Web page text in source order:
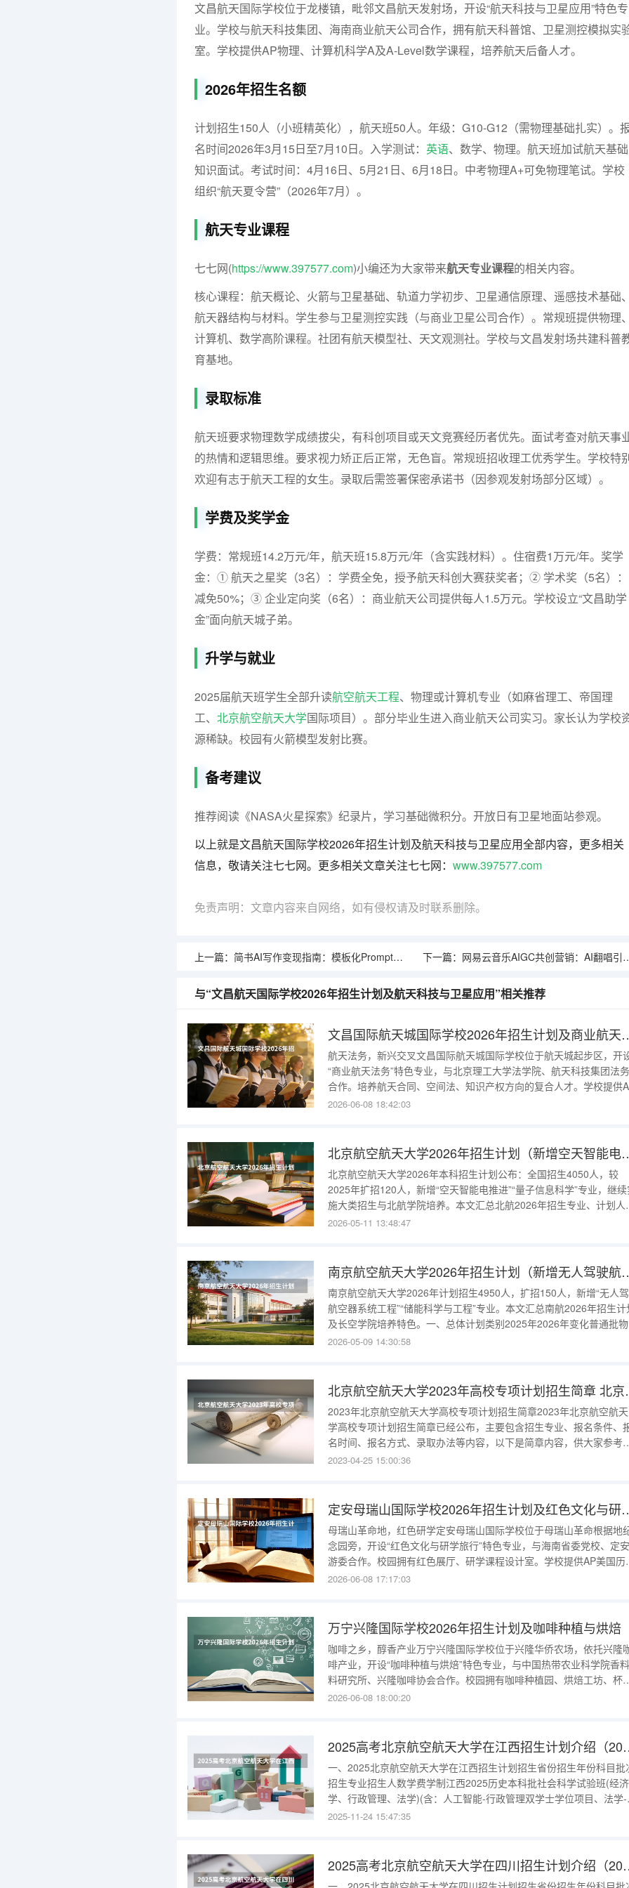
文昌航天国际学校位于龙楼镇，毗邻文昌航天发射场，开设“航天科技与卫星应用”特色专
业。学校与航天科技集团、海南商业航天公司合作，拥有航天科普馆、卫星测控模拟实
室。学校提供AP物理、计算机科学A及A-Level数学课程，培养航天后备人才。
2026年招生名额
计划招生150人（小班精英化），航天班50人。年级：G10-G12（需物理基础扎实）。
名时间2026年3月15日至7月10日。入学测试： 英语、数学、物理。航天班加试航天基础
知识面试。考试时间：4月16日、5月21日、6月18日。中考物理A+可免物理笔试。学校
组织“航天夏令营”（2026年7月）。
航天专业课程
七七网(https://www.397577.com)小编还为大家带来航天专业课程的相关内容。
核心课程：航天概论、火箭与卫星基础、轨道力学初步、卫星通信原理、遥感技术基础
航天器结构与材料。学生参与卫星测控实践（与商业卫星公司合作）。常规班提供物理
计算机、数学高阶课程。社团有航天模型社、天文观测社。学校与文昌发射场共建科普
育基地。
录取标准
航天班要求物理数学成绩拔尖，有科创项目或天文竞赛经历者优先。面试考查对航天事
的热情和逻辑思维。要求视力矫正后正常，无色盲。常规班招收理工优秀学生。学校特
欢迎有志于航天工程的女生。录取后需签署保密承诺书（因参观发射场部分区域）。
学费及奖学金
学费：常规班14.2万元/年，航天班15.8万元/年（含实践材料）。住宿费1万元/年。奖学
金：① 航天之星奖（3名）：学费全免，授予航天科创大赛获奖者；② 学术奖（5名）：
减免50%；③ 企业定向奖（6名）：商业航天公司提供每人1.5万元。学校设立“文昌助学
金”面向航天城子弟。
升学与就业
2025届航天班学生全部升读航空航天工程、物理或计算机专业（如麻省理工、帝国理
工、 北京航空航天大学国际项目）。部分毕业生进入商业航天公司实习。家长认为学校
源稀缺。校园有火箭模型发射比赛。
备考建议
推荐阅读《NASA火星探索》纪录片，学习基础微积分。开放日有卫星地面站参观。
以上就是文昌航天国际学校2026年招生计划及航天科技与卫星应用全部内容，更多相关
信息，敬请关注七七网。更多相关文章关注七七网： www.397577.com
免责声明：文章内容来自网络，如有侵权请及时联系删除。
上一篇： 简书AI写作变现指南：模板化Prompt月入2万的实操逻辑 下一篇： 网易云音乐AIGC共创营销：AI翻唱引爆UGC裂变狂潮
与“文昌航天国际学校2026年招生计划及航天科技与卫星应用”相关推荐
文昌国际航天城
航天法务，新兴交叉文昌国际航天城国际学校位于航天城起步区，开
“商业航天法务”特色专业，与北京理工大学法学院、航天科技集团法
合作。培养航天合同、空间法、知识产权方向的复合人才。学校提供
美国历史、A-Level法律课程。2026年招生名额计划招生80人（小而
2026-06-08 18:42:03
北京航空航天大学
北京航空航天大学2026年本科招生计划公布：全国招生4050人，较
2025年扩招120人，新增“空天智能电推进”“量子信息科学”专业，继
施大类招生与北航学院培养。本文汇总北航2026年招生专业、计划人
数、选科要求及录取位次参考。一、2026年北京航空航天大学总体招
2026-05-11 13:48:47
南京航空航天大学
南京航空航天大学2026年计划招生4950人，扩招150人，新增“无人
航空器系统工程”“储能科学与工程”专业。本文汇总南航2026年招生计
及长空学院培养特色。一、总体计划类别2025年2026年变化普通批
类36003720+120普通批历史类300330+30二、专业计划专业计划学
2026-05-09 14:30:58
北京航空航天
2023年北京航空航天大学高校专项计划招生简章2023年北京航空航
学高校专项计划招生简章已经公布，主要包含招生专业、报名条件、
名时间、报名方式、录取办法等内容，以下是简章内容，供大家参考
北京航空航天大学2023年“宏志计划”（高校专项计划）招生简章为深
2023-04-25 15:00:36
定安母瑞山国际学
母瑞山革命地，红色研学定安母瑞山国际学校位于母瑞山革命根据地
念园旁，开设“红色文化与研学旅行”特色专业，与海南省委党校、定
游委合作。校园拥有红色展厅、研学课程设计室。学校提供AP美国历
（可置换中国革命史）、A-Level社会学课程。2026年招生名额计划
2026-06-08 17:17:03
万宁兴隆国际学校2026年招生计划及咖啡种植与烘焙
咖啡之乡，醇香产业万宁兴隆国际学校位于兴隆华侨农场，依托兴隆
啡产业，开设“咖啡种植与烘焙”特色专业，与中国热带农业科学院香
料研究所、兴隆咖啡协会合作。校园拥有咖啡种植园、烘焙工坊、杯
实验室。学校提供AP生物、A-Level商务课程。2026年招生名额计划
2026-06-08 18:00:20
2025高考北京
一、2025北京航空航天大学在江西招生计划招生省份招生年份科目批
招生专业招生人数学费学制江西2025历史本科批社会科学试验班(经济
学、行政管理、法学)(含：人工智能-行政管理双学士学位项目、法学
工智能双学士学位项目。具体包含：专业详见学校招生信息报考指南
2025-11-24 15:47:35
2025高考北京